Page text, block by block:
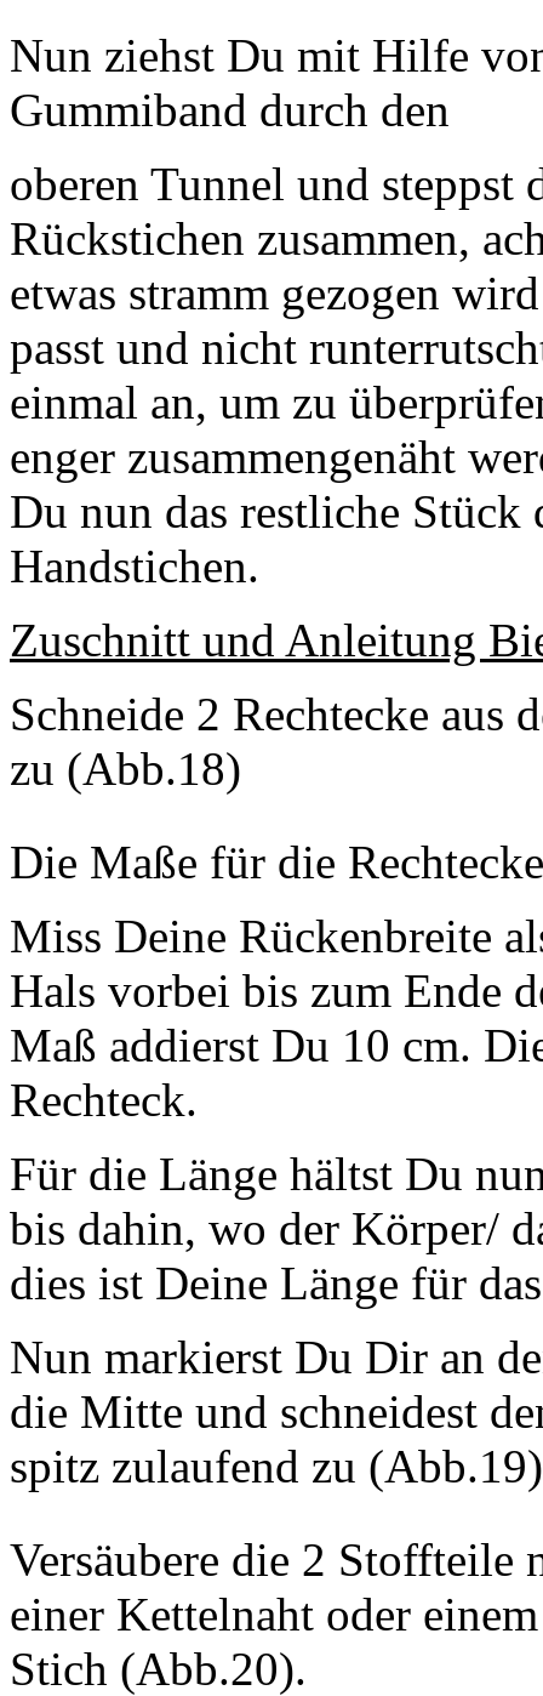
Nun ziehst Du mit Hilfe
Gummiband durch den
oberen Tunnel und steppst
Rückstichen zusammen,
etwas stramm gezogen
passt und nicht
einmal an, um zu
enger zusammengenäht
Du nun das restliche Stück
Handstichen.
Zuschnitt und Anleitung
Schneide 2 Rechtecke aus
zu (Abb.18)
Die Maße für die
Miss Deine Rückenbreite
Hals vorbei bis zum Ende
Maß addierst Du 10 cm.
Rechteck.
Für die Länge hältst Du
bis dahin, wo der Körper/
dies ist Deine Länge für
Nun markierst Du Dir an
die Mitte und schneidest
spitz zulaufend zu
Versäubere die 2 Stoffteile
einer Kettelnaht oder
Stich (Abb.20).